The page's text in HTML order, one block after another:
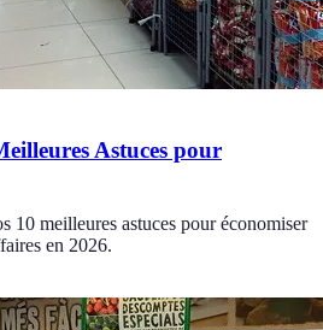
Astuces pour
10 meilleures astuces pour économiser
en 2026.